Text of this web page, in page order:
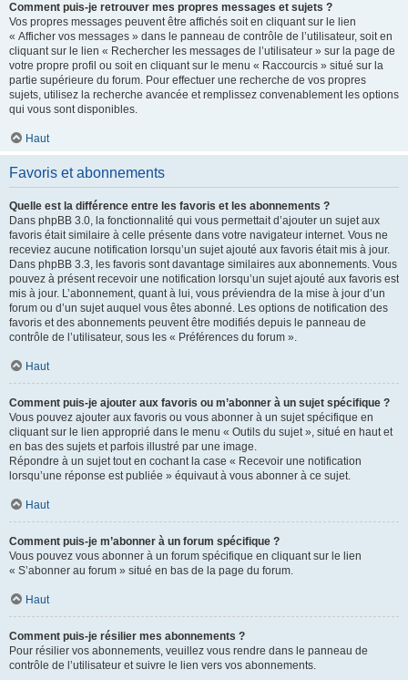
Comment puis-je retrouver mes propres messages et sujets ?
Vos propres messages peuvent être affichés soit en cliquant sur le lien
« Afficher vos messages » dans le panneau de contrôle de l’utilisateur, soit en
cliquant sur le lien « Rechercher les messages de l’utilisateur » sur la page de
votre propre profil ou soit en cliquant sur le menu « Raccourcis » situé sur la
partie supérieure du forum. Pour effectuer une recherche de vos propres
sujets, utilisez la recherche avancée et remplissez convenablement les options
qui vous sont disponibles.
Haut
Favoris et abonnements
Quelle est la différence entre les favoris et les abonnements ?
Dans phpBB 3.0, la fonctionnalité qui vous permettait d’ajouter un sujet aux
favoris était similaire à celle présente dans votre navigateur internet. Vous ne
receviez aucune notification lorsqu’un sujet ajouté aux favoris était mis à jour.
Dans phpBB 3.3, les favoris sont davantage similaires aux abonnements. Vous
pouvez à présent recevoir une notification lorsqu’un sujet ajouté aux favoris est
mis à jour. L’abonnement, quant à lui, vous préviendra de la mise à jour d’un
forum ou d’un sujet auquel vous êtes abonné. Les options de notification des
favoris et des abonnements peuvent être modifiés depuis le panneau de
contrôle de l’utilisateur, sous les « Préférences du forum ».
Haut
Comment puis-je ajouter aux favoris ou m’abonner à un sujet spécifique ?
Vous pouvez ajouter aux favoris ou vous abonner à un sujet spécifique en
cliquant sur le lien approprié dans le menu « Outils du sujet », situé en haut et
en bas des sujets et parfois illustré par une image.
Répondre à un sujet tout en cochant la case « Recevoir une notification
lorsqu’une réponse est publiée » équivaut à vous abonner à ce sujet.
Haut
Comment puis-je m’abonner à un forum spécifique ?
Vous pouvez vous abonner à un forum spécifique en cliquant sur le lien
« S’abonner au forum » situé en bas de la page du forum.
Haut
Comment puis-je résilier mes abonnements ?
Pour résilier vos abonnements, veuillez vous rendre dans le panneau de
contrôle de l’utilisateur et suivre le lien vers vos abonnements.